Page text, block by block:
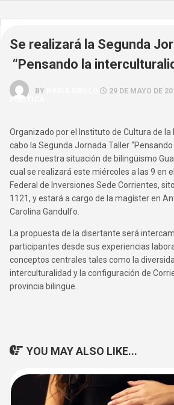
Se realizará la Segunda
“Pensando la
BY 29 DE MAYO DE
POLÍTICA
Organizado por el Instituto de Cultura de la
cabo la Segunda Jornada Taller
desde nuestra situación de bilingüismo
cual se realizará este miércoles a las 9 en
Federal de Inversiones Sede Corrientes,
1121, y estará a cargo de la magíster en
Carolina Gandulfo.
La propuesta de la disertante será
participantes desde sus experiencias
conceptos centrales tales como la
interculturalidad y la configuración de
provincia bilingüe.
YOU MAY ALSO LIKE...